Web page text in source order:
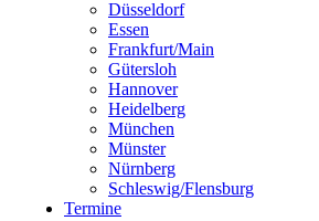
Düsseldorf
Essen
Frankfurt/Main
Gütersloh
Hannover
Heidelberg
München
Münster
Nürnberg
Schleswig/Flensburg
Termine